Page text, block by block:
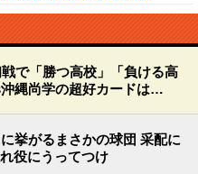
戦で「勝つ高校」「負ける高
縄尚学の超好カードは…
挙がるまさかの球団 采配に
役にうってつけ